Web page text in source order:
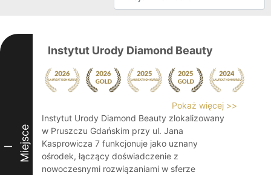
I Miejsce
Instytut Urody Diamond Beauty
Pokaż więcej >>
Instytut Urody Diamond Beauty zlokalizowany
w Pruszczu Gdańskim przy ul. Jana
Kasprowicza 7 funkcjonuje jako uznany
ośrodek, łączący doświadczenie z
nowoczesnymi rozwiązaniami w sferze